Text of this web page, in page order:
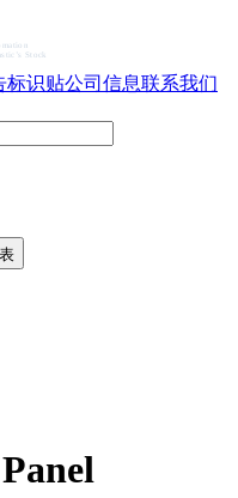
标识贴公司信息联系我们